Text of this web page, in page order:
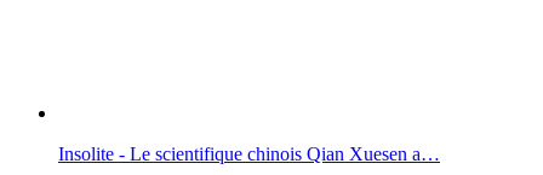
Insolite - Le scientifique chinois Qian Xuesen a…